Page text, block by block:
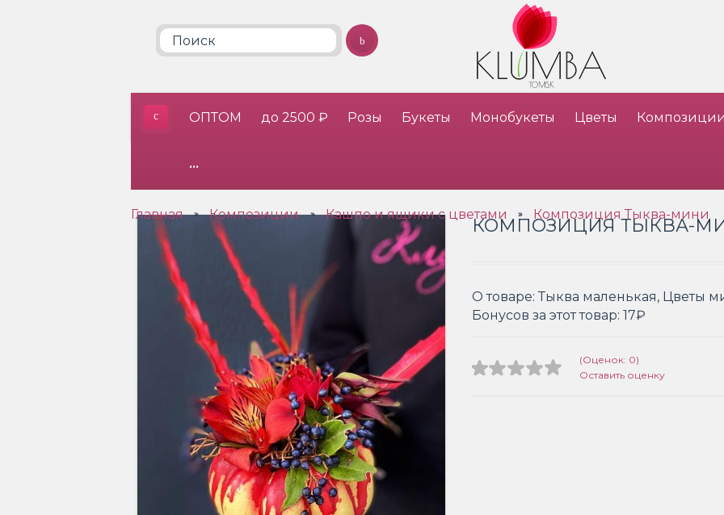
ОПТОМ до 2500 ₽ Розы Букеты Монобукеты Цветы
•••
Главная » Композиции » Кашпо и ящики с цветами » Композиция Тыква-мини
КОМПОЗИЦИЯ ТЫКВА-
О товаре: Тыква маленькая, Цветы
Бонусов за этот товар: 17₽
(Оценок: 0)
Оставить оценку